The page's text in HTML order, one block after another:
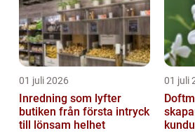
01 juli 2026
Inredning som lyfter
butiken från första intryck
till lönsam helhet
01 juli